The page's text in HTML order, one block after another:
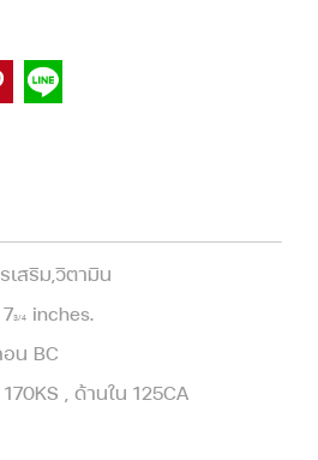
เสริม,วิตามิน
3/4
inches.
น BC
, ด้านใน 125CA